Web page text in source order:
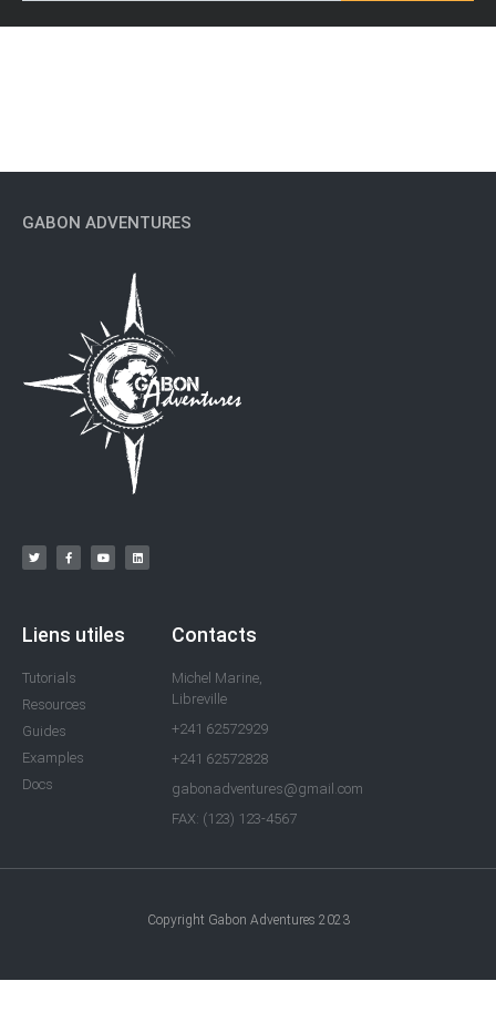
GABON ADVENTURES
Liens utiles
Tutorials
Resources
Guides
Examples
Docs
Contacts
Michel Marine,
Libreville
+241 62572929
+241 62572828
gabonadventures@gmail.com
FAX: (123) 123-4567
Copyright Gabon Adventures 2023